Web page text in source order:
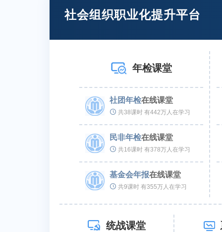
社会组织职业化提升平台
年检课堂
社团年检在线课堂
共38课时 有442万人在学习
民非年检在线课堂
共16课时 有378万人在学习
基金会年报在线课堂
共9课时 有355万人在学习
统战课堂